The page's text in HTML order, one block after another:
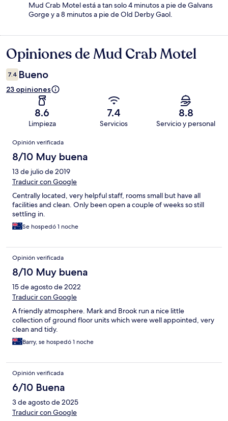
Mud Crab Motel está a tan solo 4 minutos a pie de Galvans
Gorge y a 8 minutos a pie de Old Derby Gaol.
Opiniones
Opiniones de Mud Crab Motel
7.4 Bueno
23 opiniones
8.6
Limpieza
7.4
Servicios
8.8
Servicio y personal
Opiniones
Opinión verificada
8/10 Muy buena
13 de julio de 2019
Traducir con Google
Centrally located, very helpful staff, rooms small but have all
facilities and clean. Only been open a couple of weeks so still
settling in.
Se hospedó 1 noche
Opinión verificada
8/10 Muy buena
15 de agosto de 2022
Traducir con Google
A friendly atmosphere. Mark and Brook run a nice little
collection of ground floor units which were well appointed, very
clean and tidy.
Barry, se hospedó 1 noche
Opinión verificada
6/10 Buena
3 de agosto de 2025
Traducir con Google